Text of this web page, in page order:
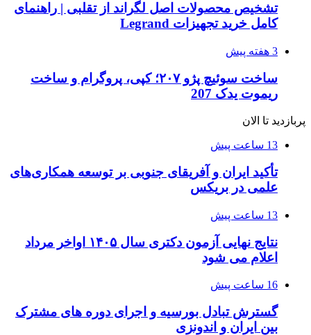
تشخیص محصولات اصل لگراند از تقلبی | راهنمای
کامل خرید تجهیزات Legrand
3 هفته پیش
ساخت سوئیچ پژو ۲۰۷؛ کپی، پروگرام و ساخت
ریموت یدک 207
پربازدید تا الان
13 ساعت پیش
تأکید ایران و آفریقای جنوبی بر توسعه همکاری‌های
علمی در بریکس
13 ساعت پیش
نتایج نهایی آزمون دکتری سال ۱۴۰۵ اواخر مرداد
اعلام می شود
16 ساعت پیش
گسترش تبادل بورسیه و اجرای دوره های مشترک
بین ایران و اندونزی